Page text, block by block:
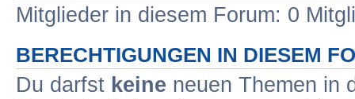
Mitglieder in diesem Forum: 0
BERECHTIGUNGEN IN DIESEM
Du darfst keine neuen Themen in